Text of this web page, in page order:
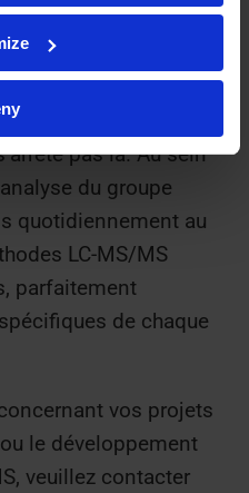
Δ9-THC : 0,2-
pas là. Au sein
du groupe
quotidiennement au
LC-MS/MS
parfaitement
de chaque
vos projets
le développement
veuillez contacter